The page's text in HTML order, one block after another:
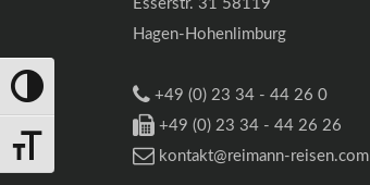
Umschalten auf hohe Kontraste
Schrift vergrößern
Esserstr. 31 58119
Hagen-Hohenlimburg
+49 (0) 23 34 - 44 26 0
+49 (0) 23 34 - 44 26 26
kontakt@reimann-reisen.com